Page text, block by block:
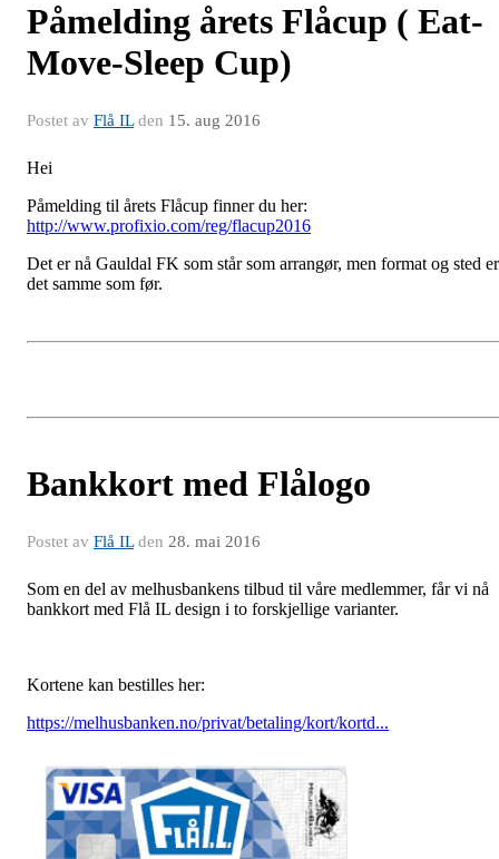
Påmelding årets Flåcup ( Eat-
Move-Sleep Cup)
Postet av Flå ILden 15. aug 2016
Hei
Påmelding til årets Flåcup finner du her:
http://www.profixio.com/reg/flacup2016
Det er nå Gauldal FK som står som arrangør, men format og sted er
det samme som før.
Bankkort med Flålogo
Postet av Flå ILden 28. mai 2016
Som en del av melhusbankens tilbud til våre medlemmer, får vi nå
bankkort med Flå IL design i to forskjellige varianter.
Kortene kan bestilles her:
https://melhusbanken.no/privat/betaling/kort/kortd...